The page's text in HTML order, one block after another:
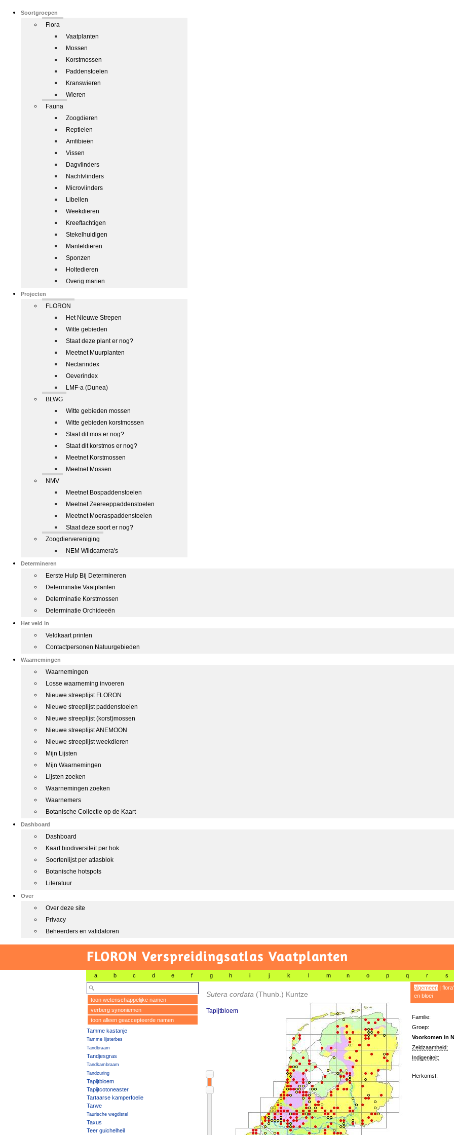
Soortgroepen
Flora
Vaatplanten
Mossen
Korstmossen
Paddenstoelen
Kranswieren
Wieren
Fauna
Zoogdieren
Reptielen
Amfibieën
Vissen
Dagvlinders
Nachtvlinders
Microvlinders
Libellen
Weekdieren
Kreeftachtigen
Stekelhuidigen
Manteldieren
Sponzen
Holtedieren
Overig marien
Projecten
FLORON
Het Nieuwe Strepen
Witte gebieden
Staat deze plant er nog?
Meetnet Muurplanten
Nectarindex
Oeverindex
LMF-a (Dunea)
BLWG
Witte gebieden mossen
Witte gebieden korstmossen
Staat dit mos er nog?
Staat dit korstmos er nog?
Meetnet Korstmossen
Meetnet Mossen
NMV
Meetnet Bospaddenstoelen
Meetnet Zeereeppaddenstoelen
Meetnet Moeraspaddenstoelen
Staat deze soort er nog?
Zoogdiervereniging
NEM Wildcamera's
Determineren
Eerste Hulp Bij Determineren
Determinatie Vaatplanten
Determinatie Korstmossen
Determinatie Orchideeën
Het veld in
Veldkaart printen
Contactpersonen Natuurgebieden
Waarnemingen
Waarnemingen
Losse waarneming invoeren
Nieuwe streeplijst FLORON
Nieuwe streeplijst paddenstoelen
Nieuwe streeplijst (korst)mossen
Nieuwe streeplijst ANEMOON
Nieuwe streeplijst weekdieren
Mijn Lijsten
Mijn Waarnemingen
Lijsten zoeken
Waarnemingen zoeken
Waarnemers
Botanische Collectie op de Kaart
Dashboard
Dashboard
Kaart biodiversiteit per hok
Soortenlijst per atlasblok
Botanische hotspots
Literatuur
Over
Over deze site
Privacy
Beheerders en validatoren
FLORON Verspreidingsatlas Vaatplanten
a b c d e f g h i j k l m n o p q r s
toon wetenschappelijke namen
verberg synoniemen
toon alleen geaccepteerde namen
Tamme kastanje
Tamme lijsterbes
Tandbraam
Tandjesgras
Tandkambraam
Tandzuring
Tapijtbloem
Tapijtcotoneaster
Tartaarse kamperfoelie
Tarwe
Taurische wegdistel
Taxus
Teer guichelheil
Sutera cordata (Thunb.) Kuntze
Tapijtbloem
algemeen|
en bloei
Familie:
Groep:
Voorkomen in
Zeldzaamheid:
Indigeniteit:
Herkomst: